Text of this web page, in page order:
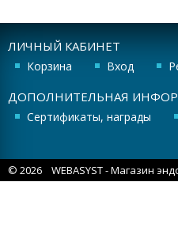
ЛИЧНЫЙ КАБИНЕТ
Корзина Вход
ДОПОЛНИТЕЛЬНАЯ
Сертификаты, награды
© 2026 WEBASYST- Магазин